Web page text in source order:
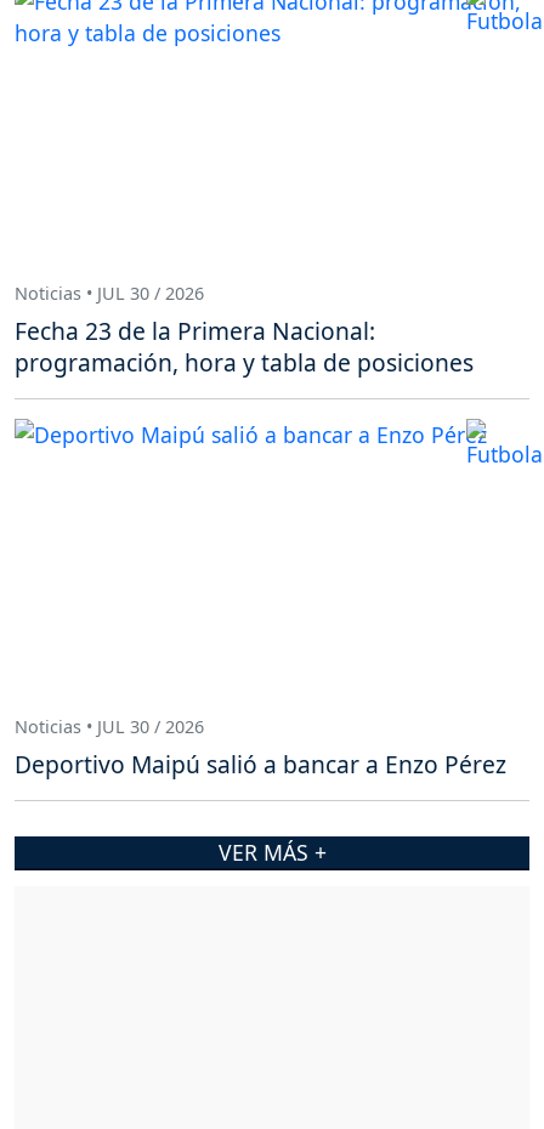
Noticias • JUL 30 / 2026
Fecha 23 de la Primera Nacional:
programación, hora y tabla de posiciones
Noticias • JUL 30 / 2026
Deportivo Maipú salió a bancar a Enzo Pérez
VER MÁS +